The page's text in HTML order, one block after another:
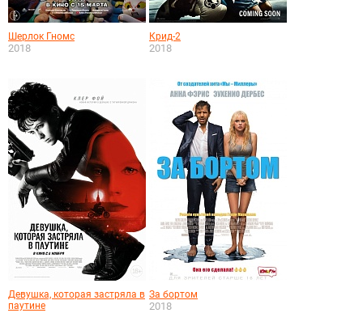
Шерлок Гномс
2018
Крид-2
2018
Девушка, которая застряла в
паутине
За бортом
2018